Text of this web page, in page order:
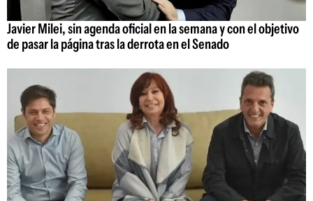
Javier Milei, sin agenda oficial en la semana y con el objetivo
de pasar la página tras la derrota en el Senado